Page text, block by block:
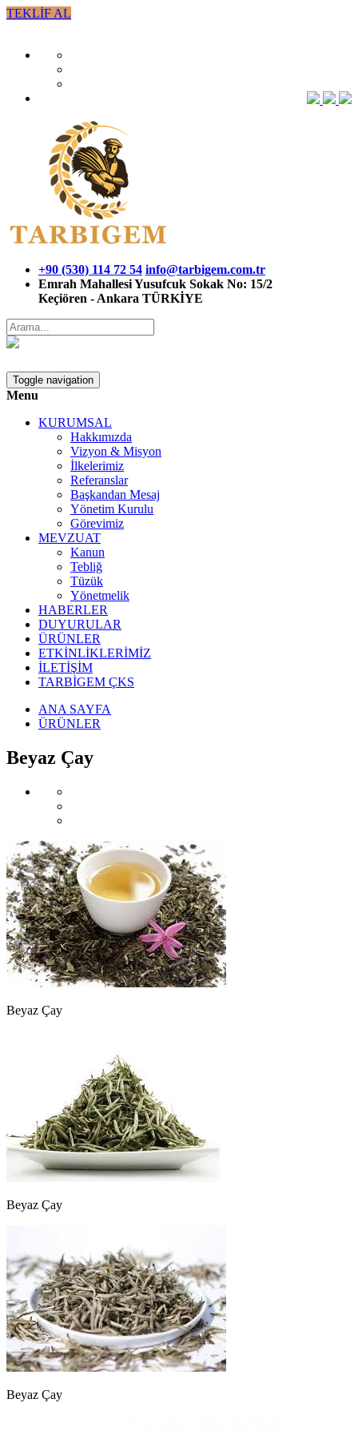
TEKLİF AL
+90 (530) 114 72 54 info@tarbigem.com.tr
Emrah Mahallesi Yusufcuk Sokak No: 15/2
Keçiören - Ankara TÜRKİYE
Toggle navigation
Menu
KURUMSAL
Hakkımızda
Vizyon & Misyon
İlkelerimiz
Referanslar
Başkandan Mesaj
Yönetim Kurulu
Görevimiz
MEVZUAT
Kanun
Tebliğ
Tüzük
Yönetmelik
HABERLER
DUYURULAR
ÜRÜNLER
ETKİNLİKLERİMİZ
İLETİŞİM
TARBİGEM ÇKS
ANA SAYFA
ÜRÜNLER
Beyaz Çay
Beyaz Çay
Beyaz Çay
Beyaz Çay